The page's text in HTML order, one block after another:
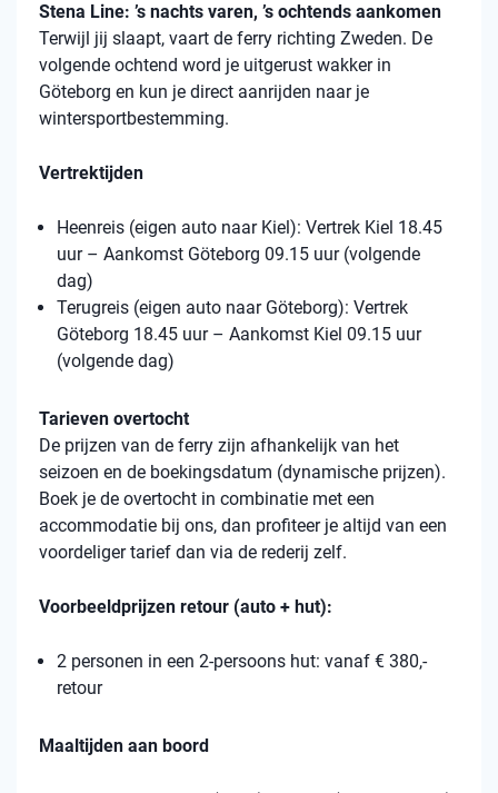
Stena Line: ’s nachts varen, ’s ochtends aankomen
Terwijl jij slaapt, vaart de ferry richting Zweden. De
volgende ochtend word je uitgerust wakker in
Göteborg en kun je direct aanrijden naar je
wintersportbestemming.
Vertrektijden
Heenreis (eigen auto naar Kiel): Vertrek Kiel 18.45
uur – Aankomst Göteborg 09.15 uur (volgende
dag)
Terugreis (eigen auto naar Göteborg): Vertrek
Göteborg 18.45 uur – Aankomst Kiel 09.15 uur
(volgende dag)
Tarieven overtocht
De prijzen van de ferry zijn afhankelijk van het
seizoen en de boekingsdatum (dynamische prijzen).
Boek je de overtocht in combinatie met een
accommodatie bij ons, dan profiteer je altijd van een
voordeliger tarief dan via de rederij zelf.
Voorbeeldprijzen retour (auto + hut):
2 personen in een 2-persoons hut: vanaf € 380,-
retour
Maaltijden aan boord